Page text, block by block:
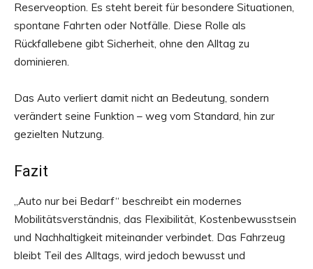
Reserveoption. Es steht bereit für besondere Situationen,
spontane Fahrten oder Notfälle. Diese Rolle als
Rückfallebene gibt Sicherheit, ohne den Alltag zu
dominieren.
Das Auto verliert damit nicht an Bedeutung, sondern
verändert seine Funktion – weg vom Standard, hin zur
gezielten Nutzung.
Fazit
„Auto nur bei Bedarf“ beschreibt ein modernes
Mobilitätsverständnis, das Flexibilität, Kostenbewusstsein
und Nachhaltigkeit miteinander verbindet. Das Fahrzeug
bleibt Teil des Alltags, wird jedoch bewusst und